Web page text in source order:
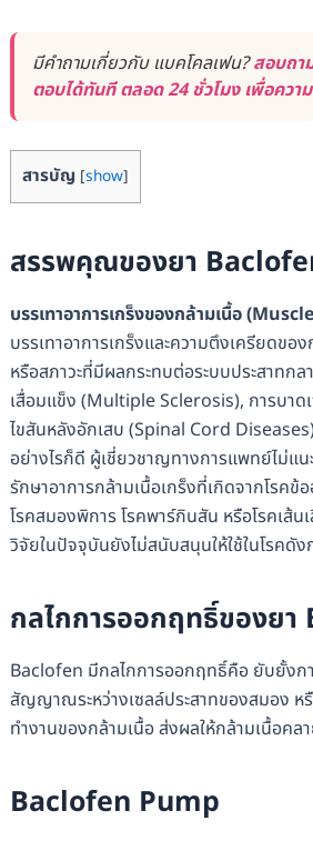
มีคำถามเกี่ยวกับ แบคโคลเฟน?สอบถา
ตอบได้ทันที ตลอด 24 ชั่วโมง เพื่อควา
สารบัญ [show]
สรรพคุณของยา
บรรเทาอาการเกร็งของกล้ามเนื้อ
บรรเทาอาการเกร็งและความตึงเครียดขอ
หรือสภาวะที่มีผลกระทบต่อระบบประสาทกล
เสื่อมแข็ง (Multiple Sclerosis), การบาด
ไขสันหลังอักเสบ (Spinal Cord
อย่างไรก็ดี ผู้เชี่ยวชาญทางการแพทย์ไม่แน
รักษาอาการกล้ามเนื้อเกร็งที่เกิดจากโรค
โรคสมองพิการ โรคพาร์กินสัน หรือโรคเส้
วิจัยในปัจจุบันยังไม่สนับสนุนให้ใช้ในโรคดัง
กลไกการออกฤทธิ์ของย
Baclofen มีกลไกการออกฤทธิ์คือ ยับยั้งก
สัญญาณระหว่างเซลล์ประสาทของสมอง ห
ทำงานของกล้ามเนื้อ ส่งผลให้กล้ามเนื้อคล
Baclofen Pump